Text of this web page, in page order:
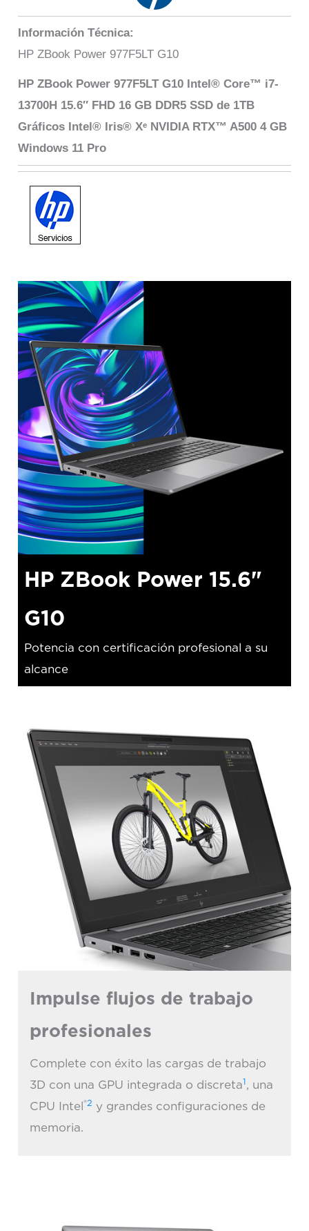
Información Técnica:
HP ZBook Power 977F5LT G10
HP ZBook Power 977F5LT G10 Intel® Core™ i7-
13700H 15.6″ FHD 16 GB DDR5 SSD de 1TB
Gráficos Intel® Iris® Xᵉ NVIDIA RTX™ A500 4 GB
Windows 11 Pro
HP ZBook Power 15.6"
G10
Potencia con certificación profesional a su
alcance
Impulse flujos de trabajo
profesionales
Complete con éxito las cargas de trabajo
3D con una GPU integrada o discreta1, una
CPU Intel®2 y grandes configuraciones de
memoria.